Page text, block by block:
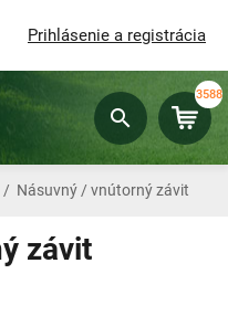
Prihlásenie a registrácia
3588
/ Násuvný / vnútorný závit
závit